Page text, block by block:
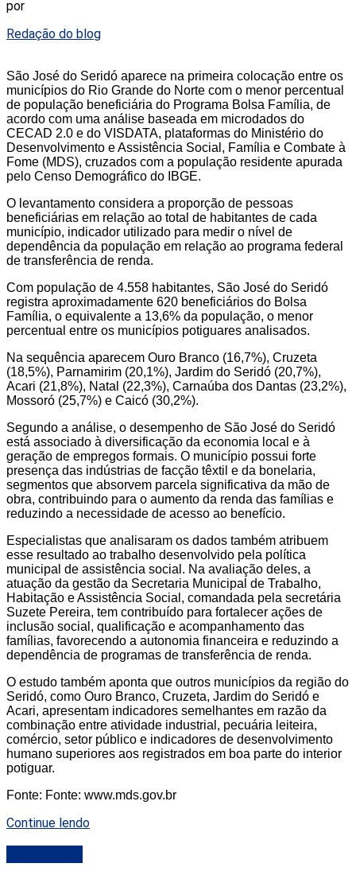
por
Redação do blog
São José do Seridó aparece na primeira colocação entre os
municípios do Rio Grande do Norte com o menor percentual
de população beneficiária do Programa Bolsa Família, de
acordo com uma análise baseada em microdados do
CECAD 2.0 e do VISDATA, plataformas do Ministério do
Desenvolvimento e Assistência Social, Família e Combate à
Fome (MDS), cruzados com a população residente apurada
pelo Censo Demográfico do IBGE.
O levantamento considera a proporção de pessoas
beneficiárias em relação ao total de habitantes de cada
município, indicador utilizado para medir o nível de
dependência da população em relação ao programa federal
de transferência de renda.
Com população de 4.558 habitantes, São José do Seridó
registra aproximadamente 620 beneficiários do Bolsa
Família, o equivalente a 13,6% da população, o menor
percentual entre os municípios potiguares analisados.
Na sequência aparecem Ouro Branco (16,7%), Cruzeta
(18,5%), Parnamirim (20,1%), Jardim do Seridó (20,7%),
Acari (21,8%), Natal (22,3%), Carnaúba dos Dantas (23,2%),
Mossoró (25,7%) e Caicó (30,2%).
Segundo a análise, o desempenho de São José do Seridó
está associado à diversificação da economia local e à
geração de empregos formais. O município possui forte
presença das indústrias de facção têxtil e da bonelaria,
segmentos que absorvem parcela significativa da mão de
obra, contribuindo para o aumento da renda das famílias e
reduzindo a necessidade de acesso ao benefício.
Especialistas que analisaram os dados também atribuem
esse resultado ao trabalho desenvolvido pela política
municipal de assistência social. Na avaliação deles, a
atuação da gestão da Secretaria Municipal de Trabalho,
Habitação e Assistência Social, comandada pela secretária
Suzete Pereira, tem contribuído para fortalecer ações de
inclusão social, qualificação e acompanhamento das
famílias, favorecendo a autonomia financeira e reduzindo a
dependência de programas de transferência de renda.
O estudo também aponta que outros municípios da região do
Seridó, como Ouro Branco, Cruzeta, Jardim do Seridó e
Acari, apresentam indicadores semelhantes em razão da
combinação entre atividade industrial, pecuária leiteira,
comércio, setor público e indicadores de desenvolvimento
humano superiores aos registrados em boa parte do interior
potiguar.
Fonte: Fonte: www.mds.gov.br
Continue lendo